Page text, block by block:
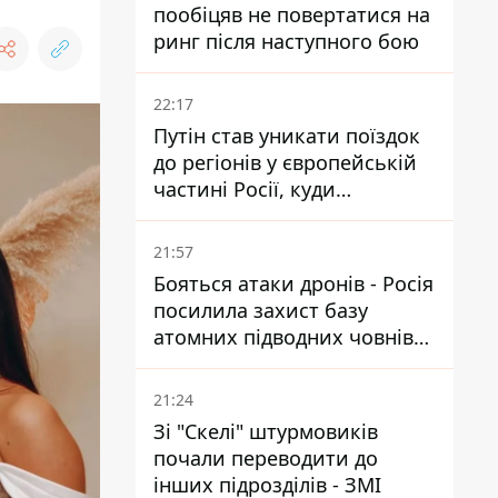
пообіцяв не повертатися на
ринг після наступного бою
22:17
Путін став уникати поїздок
до регіонів у європейській
частині Росії, куди
регулярно долітають дрони
21:57
Бояться атаки дронів - Росія
посилила захист базу
атомних підводних човнів
за 7400 км від України
21:24
Зі "Скелі" штурмовиків
почали переводити до
інших підрозділів - ЗМІ